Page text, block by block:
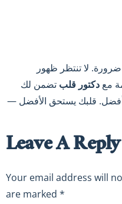
لا تنتظر ظهور
مع دكتور قلب تضمن لك
أفضل. قلبك يستحق الأفضل —
Leave A Reply
Your email address will
are marked *